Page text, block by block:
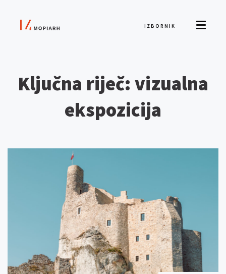
IZBORNIK
Ključna riječ: vizualna
ekspozicija